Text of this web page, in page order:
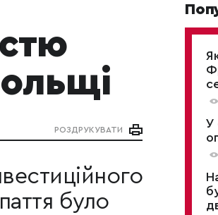
РОЗДРУКУВАТИ
було
У